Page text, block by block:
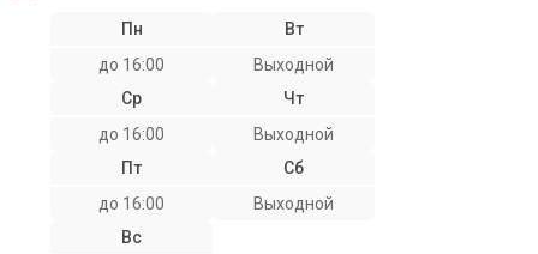
Пн
до 16:00
Вт
Выходной
Ср
до 16:00
Чт
Выходной
Пт
до 16:00
Сб
Выходной
Вс